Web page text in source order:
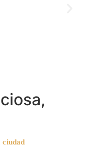
ciudad